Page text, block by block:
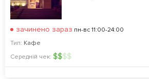
зачинено зараз пн-вс 11:00-24:00
Тип: Кафе
Середній чек: $$$$